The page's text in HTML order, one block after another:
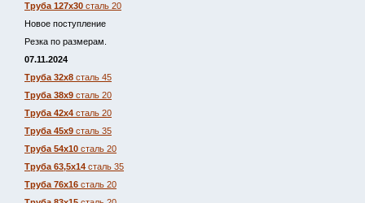
Труба 127х30 сталь 20
Новое поступление
Резка по размерам.
07.11.2024
Труба 32х8 сталь 45
Труба 38х9 сталь 20
Труба 42х4 сталь 20
Труба 45х9 сталь 35
Труба 54х10 сталь 20
Труба 63,5х14 сталь 35
Труба 76х16 сталь 20